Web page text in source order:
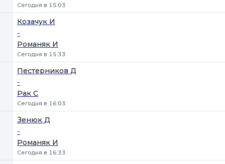
Сегодня в 15:03
Козачук И
-
Романяк И
Сегодня в 15:33
Пестерников Д
-
Рак С
Сегодня в 16:03
Зенюк Д
-
Романяк И
Сегодня в 16:33